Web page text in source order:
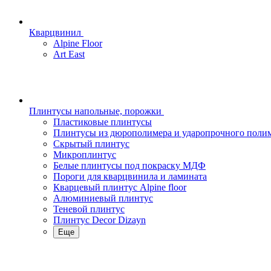
Кварцвинил
Alpine Floor
Art East
Плинтусы напольные, порожки
Пластиковые плинтусы
Плинтусы из дюрополимера и ударопрочного
Скрытый плинтус
Микроплинтус
Белые плинтусы под покраску МДФ
Пороги для кварцвинила и ламината
Кварцевый плинтус Alpine floor
Алюминиевый плинтус
Теневой плинтус
Плинтус Decor Dizayn
Еще